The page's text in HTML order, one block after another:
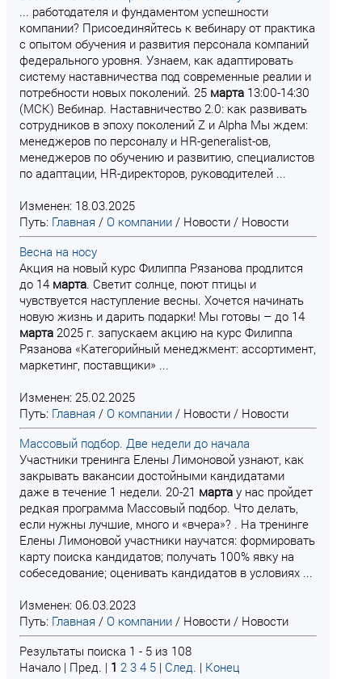
... работодателя и фундаментом успешности
компании? Присоединяйтесь к вебинару от практика
с опытом обучения и развития персонала компаний
федерального уровня. Узнаем, как адаптировать
систему наставничества под современные реалии и
потребности новых поколений. 25 марта 13:00-14:30
(МСК) Вебинар. Наставничество 2.0: как развивать
сотрудников в эпоху поколений Z и Alpha Мы ждем:
менеджеров по персоналу и HR-generalist-ов,
менеджеров по обучению и развитию, специалистов
по адаптации, HR-директоров, руководителей ...
Изменен: 18.03.2025
Путь: Главная / О компании / Новости / Новости
Весна на носу
Акция на новый курс Филиппа Рязанова продлится
до 14 марта. Светит солнце, поют птицы и
чувствуется наступление весны. Хочется начинать
новую жизнь и дарить подарки! Мы готовы – до 14
марта 2025 г. запускаем акцию на курс Филиппа
Рязанова «Категорийный менеджмент: ассортимент,
маркетинг, поставщики» ...
Изменен: 25.02.2025
Путь: Главная / О компании / Новости / Новости
Массовый подбор. Две недели до начала
Участники тренинга Елены Лимоновой узнают, как
закрывать вакансии достойными кандидатами
даже в течение 1 недели. 20-21 марта у нас пройдет
редкая программа Массовый подбор. Что делать,
если нужны лучшие, много и «вчера»? . На тренинге
Елены Лимоновой участники научатся: формировать
карту поиска кандидатов; получать 100% явку на
собеседование; оценивать кандидатов в условиях ...
Изменен: 06.03.2023
Путь: Главная / О компании / Новости / Новости
Результаты поиска 1 - 5 из 108
Начало | Пред. | 1 2 3 4 5 | След. | Конец